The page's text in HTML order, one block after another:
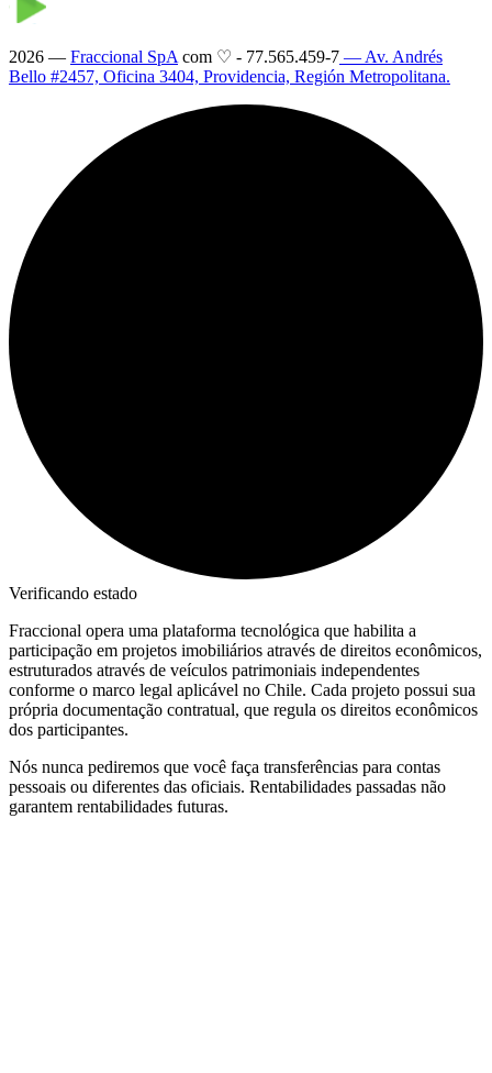
2026 — Fraccional SpA com ♡ - 77.565.459-7 — Av. Andrés
Bello #2457, Oficina 3404, Providencia, Región Metropolitana.
Verificando estado
Fraccional opera uma plataforma tecnológica que habilita a
participação em projetos imobiliários através de direitos econômicos,
estruturados através de veículos patrimoniais independentes
conforme o marco legal aplicável no Chile. Cada projeto possui sua
própria documentação contratual, que regula os direitos econômicos
dos participantes.
Nós nunca pediremos que você faça transferências para contas
pessoais ou diferentes das oficiais. Rentabilidades passadas não
garantem rentabilidades futuras.